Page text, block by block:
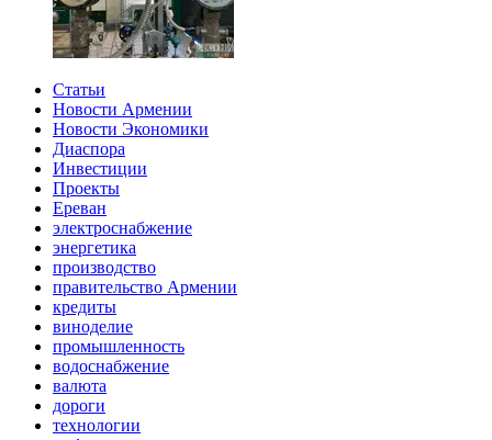
Статьи
Новости Армении
Новости Экономики
Диаспора
Инвестиции
Проекты
Ереван
электроснабжение
энергетика
производство
правительство Армении
кредиты
виноделие
промышленность
водоснабжение
валюта
дороги
технологии